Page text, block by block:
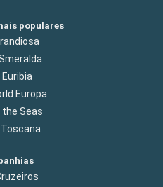
populares
Euribia
Europa
the Seas